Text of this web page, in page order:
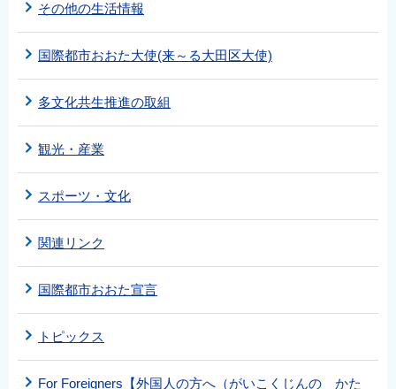
その他の生活情報
国際都市おおた大使(来～る大田区大使)
多文化共生推進の取組
観光・産業
スポーツ・文化
関連リンク
国際都市おおた宣言
トピックス
For Foreigners【外国人の方へ（がいこくじんの かた